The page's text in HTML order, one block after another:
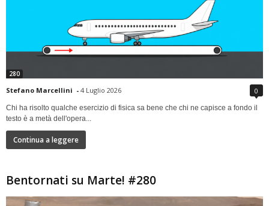
280
Stefano Marcellini - 4 Luglio 2026 0
Chi ha risolto qualche esercizio di fisica sa bene che chi ne capisce a fondo il
testo è a metà dell'opera...
Continua a leggere
Bentornati su Marte! #280